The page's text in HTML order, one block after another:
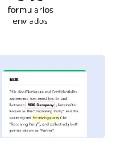
formularios
enviados